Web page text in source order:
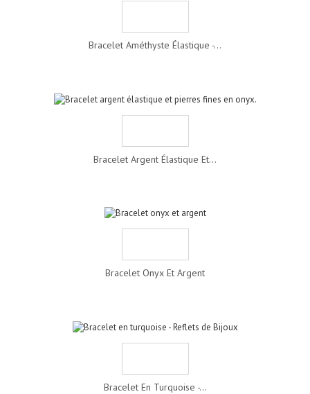
Bracelet Améthyste Élastique -...
Bracelet Argent Élastique Et...
Bracelet Onyx Et Argent
Bracelet En Turquoise -...